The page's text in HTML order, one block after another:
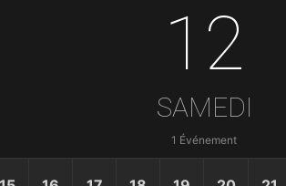
12
SAMEDI
1 Événement